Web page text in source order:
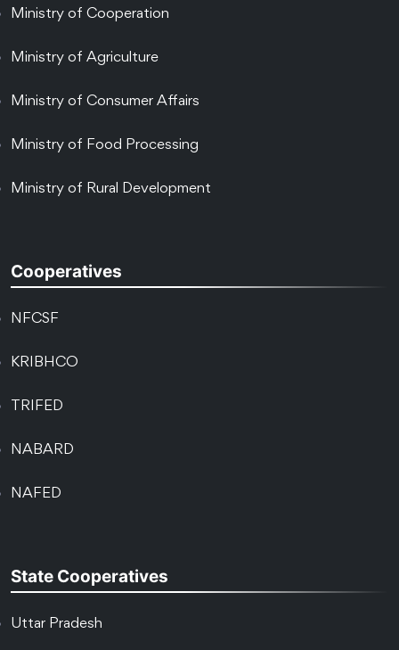
Ministry of Cooperation
Ministry of Agriculture
Ministry of Consumer Affairs
Ministry of Food Processing
Ministry of Rural Development
Cooperatives
NFCSF
KRIBHCO
TRIFED
NABARD
NAFED
State Cooperatives
Uttar Pradesh